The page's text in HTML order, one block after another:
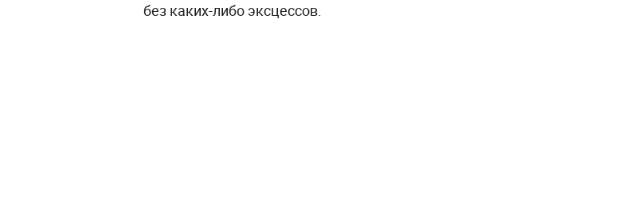
без каких-либо эксцессов.